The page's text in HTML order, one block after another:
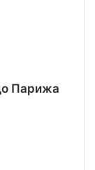
Парижа